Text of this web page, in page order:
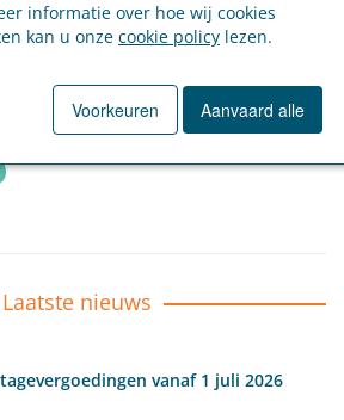
van werknemers in 2025
Laatste nieuws
vanaf 1 juli 2026
informatie over hoe wij cookies
kan u onze cookie policy lezen.
Voorkeuren Aanvaard alle